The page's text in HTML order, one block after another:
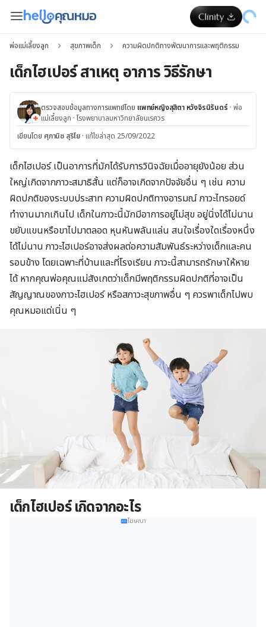
พ่อแม่เลี้ยงลูก สุขภาพเด็ก ความผิดปกติทางพัฒนาการและพฤติกรรม
เด็กไฮเปอร์ สาเหตุ อาการ วิธีรักษา
ตรวจสอบข้อมูลทางการแพทย์โดย แพทย์หญิงสุสิตา หวังจิรนิรันดร์ · พ่อ
แม่เลี้ยงลูก ·โรงพยาบาลมหาวิทยาลัยนเรศวร
เขียนโดย ศุภานิช สุริโย · แก้ไขล่าสุด 25/09/2022
เด็กไฮเปอร์ เป็นอาการที่มักได้รับการวินิจฉัยเมื่ออายุยังน้อย ส่วน
ใหญ่เกิดจากภาวะสมาธิสั้น แต่ก็อาจเกิดจากปัจจัยอื่น ๆ เช่น ความ
ผิดปกติของระบบประสาท ความผิดปกติทางอารมณ์ ภาวะไทรอยด์
ทำงานมากเกินไป เด็กในภาวะนี้มักมีอาการอยู่ไม่สุข อยู่นิ่งได้ไม่นาน
ขยับแขนหรือขาไปมาตลอด หุนหันพลันแล่น สนใจเรื่องใดเรื่องหนึ่ง
ได้ไม่นาน ภาวะไฮเปอร์อาจส่งผลต่อความสัมพันธ์ระหว่างเด็กและคน
รอบข้าง โดยเฉพาะที่บ้านและที่โรงเรียน ภาวะนี้สามารถรักษาให้หาย
ได้ หากคุณพ่อคุณแม่สังเกตว่าเด็กมีพฤติกรรมผิดปกติที่อาจเป็น
สัญญาณของภาวะไฮเปอร์ หรือสภาวะสุขภาพอื่น ๆ ควรพาเด็กไปพบ
คุณหมอแต่เนิ่น ๆ
เด็กไฮเปอร์ เกิดจากอะไร
โฆษณา